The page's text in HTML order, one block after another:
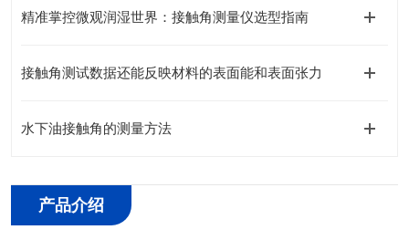
精准掌控微观润湿世界：接触角测量仪选型指南
接触角测试数据还能反映材料的表面能和表面张力
水下油接触角的测量方法
产品介绍